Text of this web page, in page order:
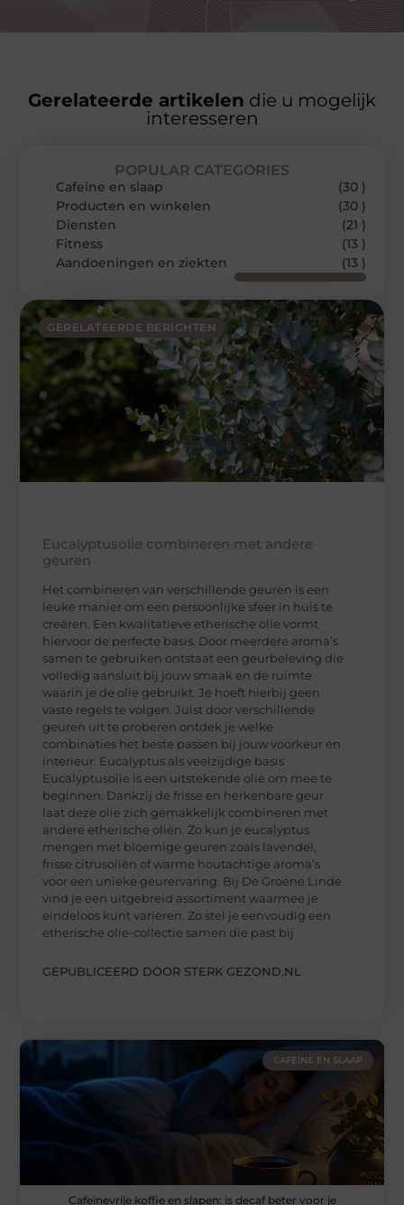
Gerelateerde artikelen die u mogelijk
interesseren
GERELATEERDE BERICHTEN
Eucalyptusolie combineren met andere
geuren
Het combineren van verschillende geuren is een
leuke manier om een persoonlijke sfeer in huis te
creëren. Een kwalitatieve etherische olie vormt
hiervoor de perfecte basis. Door meerdere aroma’s
samen te gebruiken ontstaat een geurbeleving die
volledig aansluit bij jouw smaak en de ruimte
waarin je de olie gebruikt. Je hoeft hierbij geen
vaste regels te volgen. Juist door verschillende
geuren uit te proberen ontdek je welke
combinaties het beste passen bij jouw voorkeur en
interieur. Eucalyptus als veelzijdige basis
Eucalyptusolie is een uitstekende olie om mee te
beginnen. Dankzij de frisse en herkenbare geur
laat deze olie zich gemakkelijk combineren met
andere etherische oliën. Zo kun je eucalyptus
mengen met bloemige geuren zoals lavendel,
frisse citrusoliën of warme houtachtige aroma’s
voor een unieke geurervaring. Bij De Groene Linde
vind je een uitgebreid assortiment waarmee je
eindeloos kunt variëren. Zo stel je eenvoudig een
etherische olie-collectie samen die past bij
GEPUBLICEERD DOOR STERK GEZOND.NL
POPULAR CATEGORIES
Cafeïne en slaap
(30 )
Producten en winkelen
(30 )
Diensten
(21 )
Fitness
(13 )
Aandoeningen en ziekten
(13 )
CAFEÏNE EN SLAAP
Cafeïnevrije koffie en slapen: is decaf beter voor je